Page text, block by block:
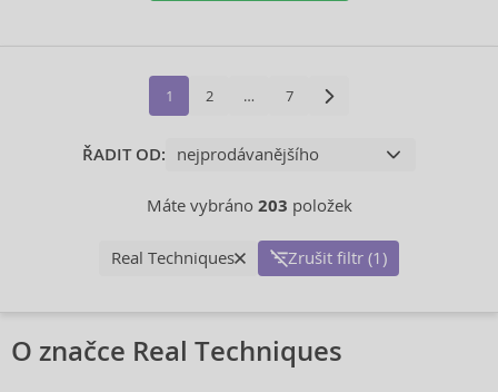
1 2 … 7
ŘADIT OD:
Máte vybráno 203 položek
Real Techniques Zrušit filtr (1)
O značce Real Techniques